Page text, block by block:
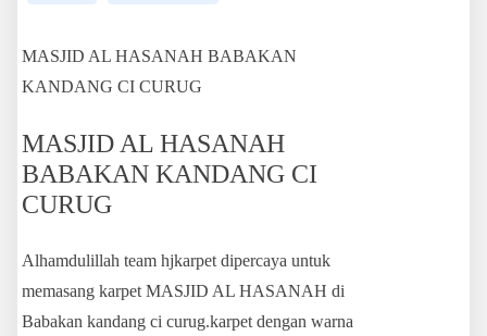
MASJID AL HASANAH BABAKAN
KANDANG CI CURUG
MASJID AL HASANAH
BABAKAN KANDANG CI
CURUG
Alhamdulillah team hjkarpet dipercaya untuk
memasang karpet MASJID AL HASANAH di
Babakan kandang ci curug.karpet dengan warna